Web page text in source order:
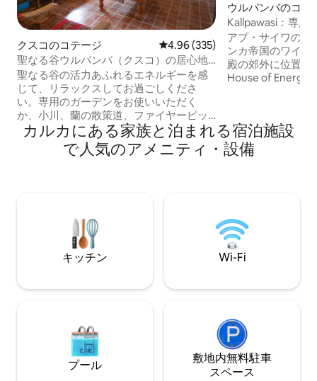
クスコのコテージ レビュー335件、5つ星中4.96つ
4.96 (335)
聖なる谷ウルバンバ（クスコ）の居心地
の良いコテージ
聖なる谷の活力あふれるエネルギーを感
じて、リラックスしてお過ごしくださ
い。専用のガーデンをお使いいただく
か、小川、蘭の散策道、ファイヤーピッ
ト、プールエリアをお楽しみください。
ご家族連れ大歓迎です。お子様はツリー
ハウス、バレーボールエリア、プールを
し出すことができます。どちらも、私た
ちの美しいアンデスの家の敷地内にあり
ます。 ワンルームのリンク：
airbnb.com/rooms/6511144
ウルバンバのコテ
Kallpawasi：専用
アプ・サイワのエ
ンカ帝国のワイナ
殿の郊外に位置
House of Energy
芸、アンデスの農
細工、アンデスの
園、そして温かく
カルカにある家族と泊まれる宿泊施設
で人気のアメニティ・設備
キッチン Wi-Fi
プール
敷地内無料駐⁠車
ス⁠ペ⁠ー⁠ス